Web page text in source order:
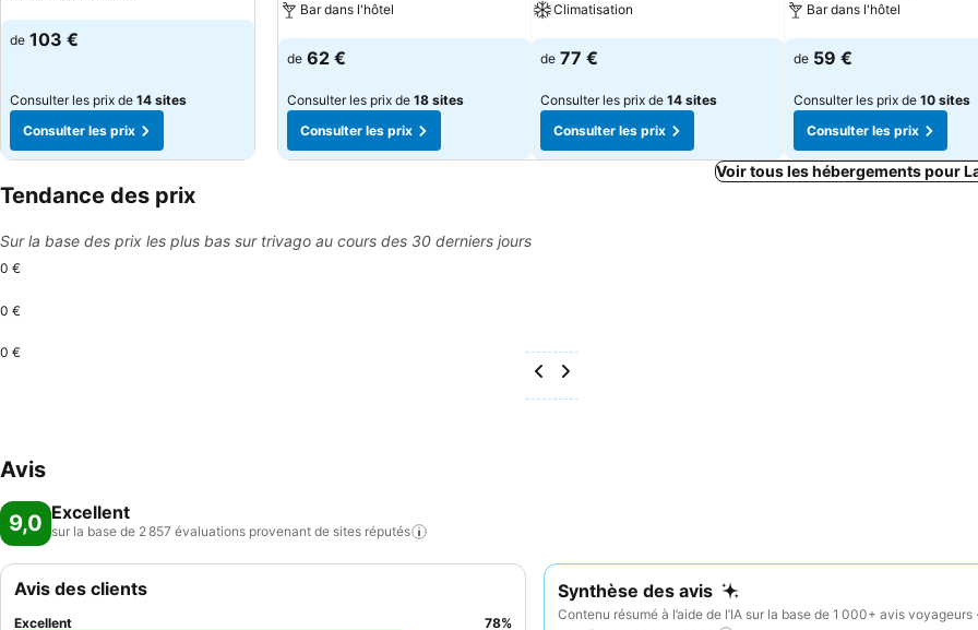
Consulter les prix
de 103 €
Consulter les prix de 14 sites
Consulter les prix
Bar dans l'hôtel
Consulter les prix
de 62 €
Consulter les prix de 18 sites
Consulter les prix
Climatisation
Consulter les prix
de 77 €
Consulter les prix de 14 sites
Consulter les prix
Bar dans l'hôtel
Consulter les prix
de 59 €
Consulter les prix de 10 sites
Consulter les prix
Voir tous les hébergements pour
Tendance des prix
Sur la base des prix les plus bas sur trivago au cours des 30 derniers jours
0 €
0 €
0 €
Avis
9,0 Excellent
sur la base de 2 857 évaluations provenant de sites réputés
Synthèse des avis
Contenu résumé à l’aide de l’IA sur la base de 1 000+ avis voyageurs
Avis des clients
Excellent 78%